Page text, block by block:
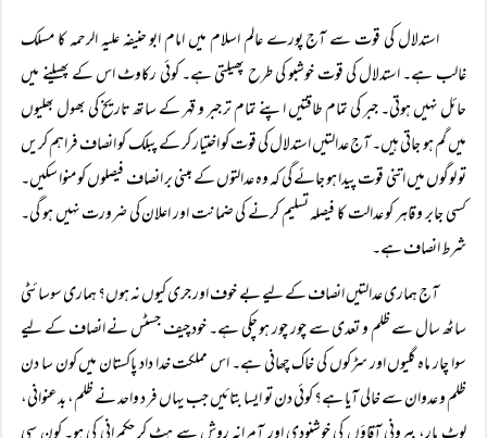
استدلال کی قوت سے آج پورے عالم اسلام میں امام ابو حنیفہ علیہ الرحمہ کا مسلک
غالب ہے۔ استدلال کی قوت خوشبو کی طرح پھیلتی ہے۔ کوئی رکاوٹ اس کے پھیلنے میں
حائل نہیں ہوتی۔ جبر کی تمام طاقتیں اپنے تمام تر جبر و قہر کے ساتھ تاریخ کی بھول بھلیوں
میں گم ہو جاتی ہیں۔ آج عدالتیں استدلال کی قوت کو اختیار کر کے پبلک کو انصاف فراہم کریں
تو لوگوں میں اتنی قوت پیدا ہو جائے گی کہ وہ عدالتوں کے مبنی بر انصاف فیصلوں کو منوا سکیں۔
کسی جابر و قاہر کو عدالت کا فیصلہ تسلیم کرنے کی ضمانت اور اعلان کی ضرورت نہیں ہو گی۔
شرط انصاف ہے۔
آج ہماری عدالتیں انصاف کے لیے بے خوف اور جری کیوں نہ ہوں؟ ہماری سوسائٹی
ساٹھ سال سے ظلم و تعدی سے چور چور ہو چکی ہے۔ خود چیف جسٹس نے انصاف کے لیے
سوا چار ماہ گلیوں اور سڑکوں کی خاک چھانی ہے۔ اس مملکت خدا داد پاکستان میں کون سا دن
ظلم و عدوان سے خالی آیا ہے؟ کوئی دن تو ایسا بتائیں جب یہاں فر د واحد نے ظلم، بدعنوانی،